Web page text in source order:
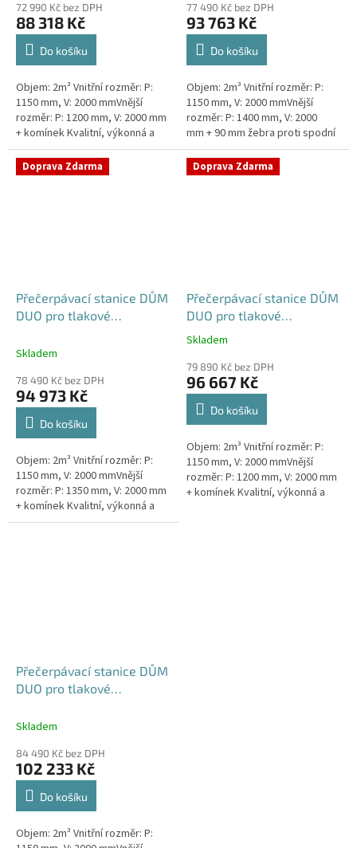
72 990 Kč bez DPH
88 318 Kč
Do košíku
Objem: 2m³ Vnitřní rozměr: P:
1150 mm, V: 2000 mmVnější
rozměr: P: 1200 mm, V: 2000 mm
+ komínek Kvalitní, výkonná a
extrémně spolehlivá
přečerpávací stanice k
rodinným a...
77 490 Kč bez DPH
93 763 Kč
Do košíku
Objem: 2m³ Vnitřní rozměr: P:
1150 mm, V: 2000 mmVnější
rozměr: P: 1400 mm, V: 2000
mm + 90 mm žebra proti spodní
vodě + komínek Kvalitní,
výkonná a extrémně spolehlivá...
Doprava Zdarma
Přečerpávací stanice DŮM
DUO pro tlakové
řezákem k obetonování -
Skladem
78 490 Kč bez DPH
94 973 Kč
Do košíku
Objem: 2m³ Vnitřní rozměr: P:
1150 mm, V: 2000 mmVnější
rozměr: P: 1350 mm, V: 2000 mm
+ komínek Kvalitní, výkonná a
extrémně spolehlivá
Doprava Zdarma
Přečerpávací stanice DŮM
DUO pro tlakové
kanalizace se zdvojeným
nádrž 2m3
Průměrné
produktu
je
5,0
hvězdiček.
Skladem
79 890 Kč bez DPH
96 667 Kč
Do košíku
Objem: 2m³ Vnitřní rozměr: P:
1150 mm, V: 2000 mmVnější
rozměr: P: 1200 mm, V: 2000 mm
+ komínek Kvalitní, výkonná a
Přečerpávací stanice DŮM
DUO pro tlakové
řezákem dvouplášťová -
Skladem
84 490 Kč bez DPH
102 233 Kč
Do košíku
Objem: 2m³ Vnitřní rozměr: P: